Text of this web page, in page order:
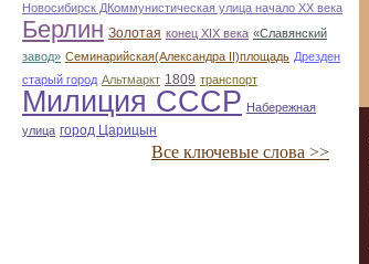
Новосибирск ДКоммунистическая улица начало ХХ века
Берлин Золотая конец ХІХ века «Славянский
завод» Семинарийская(Александра II)площадь Дрезден
старый город Альтмаркт 1809 транспорт
Милиция СССР Набережная
улица город Царицын
Все ключевые слова >>